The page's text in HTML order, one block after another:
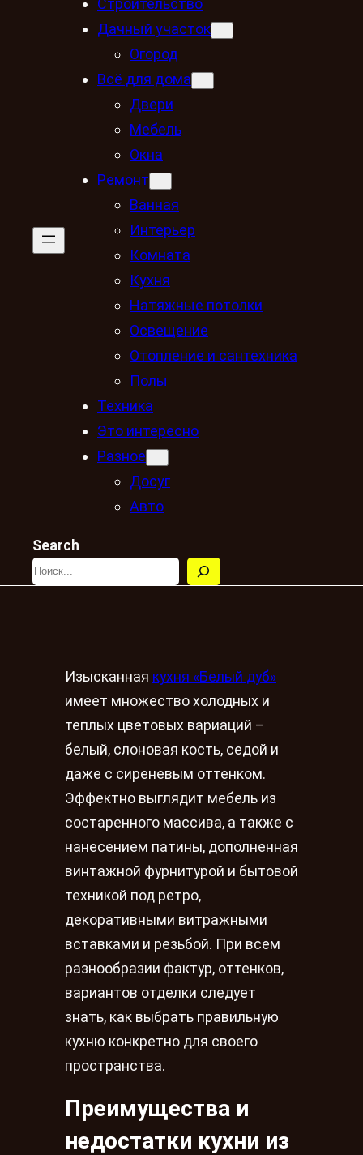
Дачный участок
Огород
Всё для дома
Двери
Мебель
Окна
Ремонт
Ванная
Интерьер
Комната
Кухня
Натяжные потолки
Освещение
Отопление и сантехника
Полы
Техника
Это интересно
Разное
Досуг
Авто
Search
Изысканная кухня «Белый дуб»
имеет множество холодных и
теплых цветовых вариаций –
белый, слоновая кость, седой и
даже с сиреневым оттенком.
Эффектно выглядит мебель из
состаренного массива, а также с
нанесением патины, дополненная
винтажной фурнитурой и бытовой
техникой под ретро,
декоративными витражными
вставками и резьбой. При всем
разнообразии фактур, оттенков,
вариантов отделки следует
знать, как выбрать правильную
кухню конкретно для своего
пространства.
Преимущества и
недостатки кухни из